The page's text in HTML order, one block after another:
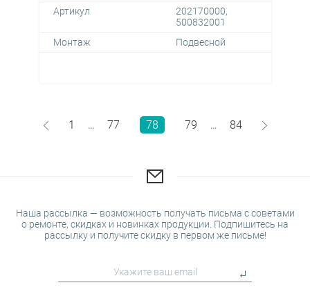
Артикул
202170000,
500832001
Монтаж
Подвесной
1 … 77 78 79 … 84
Наша рассылка — возможность получать письма с советами
о ремонте, скидках и новинках продукции. Подпишитесь на
рассылку и получите скидку в первом же письме!